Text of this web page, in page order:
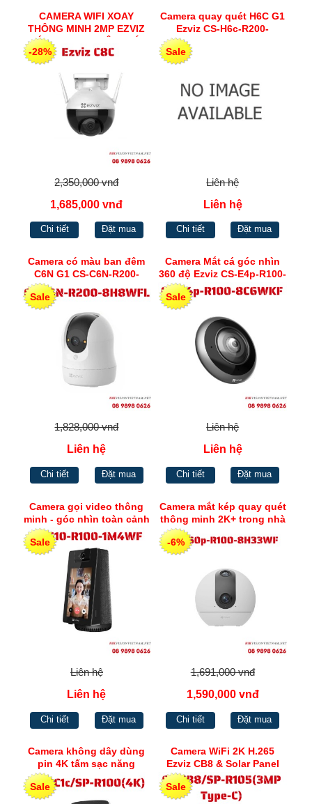
CAMERA WIFI XOAY
THÔNG MINH 2MP EZVIZ
TÍCH HỢP THU ÂM, CÓ
MÀU BAN ĐÊM C8C
-28%
2,350,000 vnđ
1,685,000 vnđ
Chi tiết Đặt mua
Camera quay quét H6C G1
Ezviz CS-H6c-R200-
Sale
Liên hệ
Liên hệ
Chi tiết Đặt mua
Camera có màu ban đêm
C6N G1 CS-C6N-R200-
8H8WFL
Sale
1,828,000 vnđ
Liên hệ
Chi tiết Đặt mua
Camera Mắt cá góc nhìn
360 độ Ezviz CS-E4p-R100-
8C6WKF
Sale
Liên hệ
Liên hệ
Chi tiết Đặt mua
Camera gọi video thông
minh - góc nhìn toàn cảnh
360° Ezviz CS-S10-R100-
1M4WF
Sale
Liên hệ
Liên hệ
Chi tiết Đặt mua
Camera mắt kép quay quét
thông minh 2K+ trong nhà
Ezviz CS-C60p-R100-
8H33WF
-6%
1,691,000 vnđ
1,590,000 vnđ
Chi tiết Đặt mua
Camera không dây dùng
pin 4K tấm sạc năng
lượng mặt trời F Ezviz
BC1C 4K Solar Panel Kit
Sale
Camera WiFi 2K H.265
Ezviz CB8 & Solar Panel
Bundle
Sale